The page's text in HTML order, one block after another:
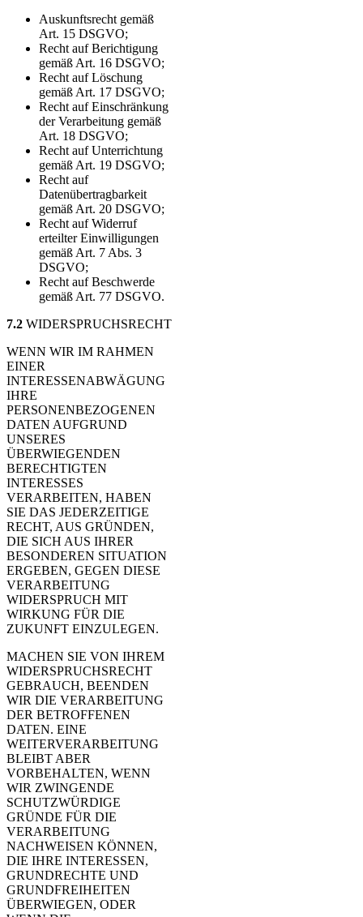
Auskunftsrecht gemäß
Art. 15 DSGVO;
Recht auf Berichtigung
gemäß Art. 16 DSGVO;
Recht auf Löschung
gemäß Art. 17 DSGVO;
Recht auf Einschränkung
der Verarbeitung gemäß
Art. 18 DSGVO;
Recht auf Unterrichtung
gemäß Art. 19 DSGVO;
Recht auf
Datenübertragbarkeit
gemäß Art. 20 DSGVO;
Recht auf Widerruf
erteilter Einwilligungen
gemäß Art. 7 Abs. 3
DSGVO;
Recht auf Beschwerde
gemäß Art. 77 DSGVO.
7.2 WIDERSPRUCHSRECHT
WENN WIR IM RAHMEN
EINER
INTERESSENABWÄGUNG
IHRE
PERSONENBEZOGENEN
DATEN AUFGRUND
UNSERES
ÜBERWIEGENDEN
BERECHTIGTEN
INTERESSES
VERARBEITEN, HABEN
SIE DAS JEDERZEITIGE
RECHT, AUS GRÜNDEN,
DIE SICH AUS IHRER
BESONDEREN SITUATION
ERGEBEN, GEGEN DIESE
VERARBEITUNG
WIDERSPRUCH MIT
WIRKUNG FÜR DIE
ZUKUNFT EINZULEGEN.
MACHEN SIE VON IHREM
WIDERSPRUCHSRECHT
GEBRAUCH, BEENDEN
WIR DIE VERARBEITUNG
DER BETROFFENEN
DATEN. EINE
WEITERVERARBEITUNG
BLEIBT ABER
VORBEHALTEN, WENN
WIR ZWINGENDE
SCHUTZWÜRDIGE
GRÜNDE FÜR DIE
VERARBEITUNG
NACHWEISEN KÖNNEN,
DIE IHRE INTERESSEN,
GRUNDRECHTE UND
GRUNDFREIHEITEN
ÜBERWIEGEN, ODER